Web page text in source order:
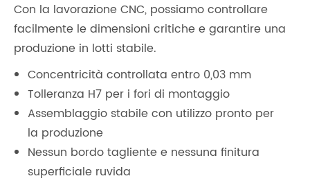
Con la lavorazione CNC, possiamo controllare
facilmente le dimensioni critiche e garantire una
produzione in lotti stabile.
Concentricità controllata entro 0,03 mm
Tolleranza H7 per i fori di montaggio
Assemblaggio stabile con utilizzo pronto per
la produzione
Nessun bordo tagliente e nessuna finitura
superficiale ruvida